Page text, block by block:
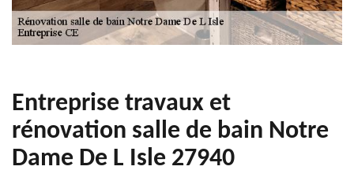
Entreprise travaux et
rénovation salle de bain Notre
Dame De L Isle 27940